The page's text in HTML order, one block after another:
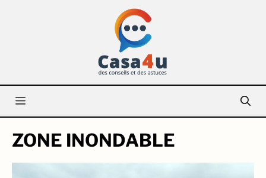
Menu
ZONE INONDABLE